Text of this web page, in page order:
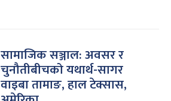
सामाजिक सञ्जाल: अवसर र
चुनौतीबीचको यथार्थ-सागर
वाइबा तामाङ, हाल टेक्सास,